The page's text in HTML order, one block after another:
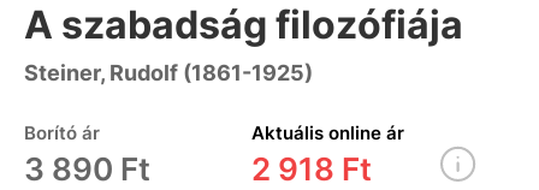
A szabadság filozófiája
Steiner, Rudolf (1861-1925)
Borító ár
3 890 Ft
Aktuális online ár
2 918 Ft